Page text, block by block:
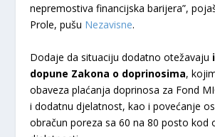
nepremostiva financijska barijera”,
Prole, pušu Nezavisne.
Dodaje da situaciju dodatno otežavaju
dopune Zakona o doprinosima,
obaveza plaćanja doprinosa za Fond
i dodatnu djelatnost, kao i povećanje
obračun poreza sa 60 na 80 posto kod